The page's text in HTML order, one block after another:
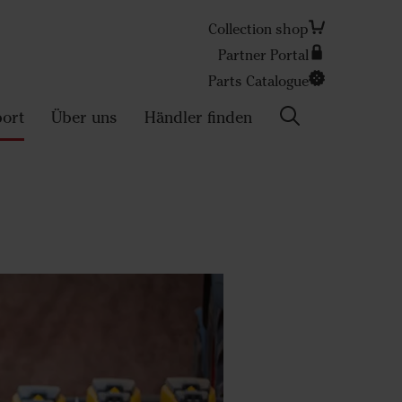
Collection shop
Partner Portal
Parts Catalogue
Über uns Händler finden